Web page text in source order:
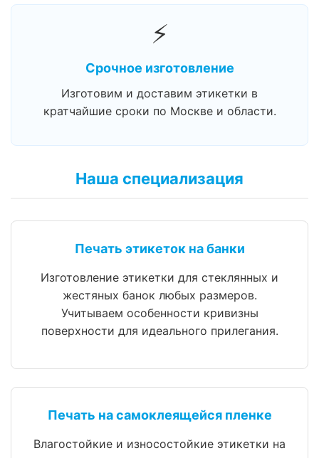
⚡
Срочное изготовление
Изготовим и доставим этикетки в
кратчайшие сроки по Москве и области.
Наша специализация
Печать этикеток на банки
Изготовление этикетки для стеклянных и
жестяных банок любых размеров.
Учитываем особенности кривизны
поверхности для идеального прилегания.
Печать на самоклеящейся пленке
Влагостойкие и износостойкие этикетки на